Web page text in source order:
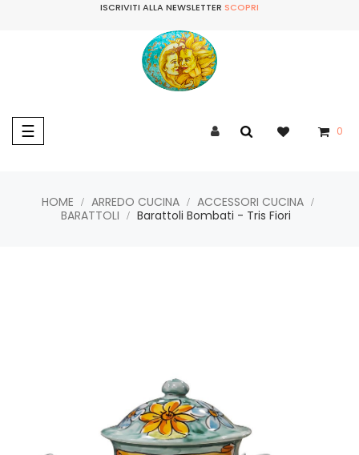
ISCRIVITI ALLA NEWSLETTER SCOPRI
navigazione
Toggle
☰ 0
HOME ARREDO CUCINA
ACCESSORI CUCINA
BARATTOLI
Barattoli Bombati - Tris Fiori